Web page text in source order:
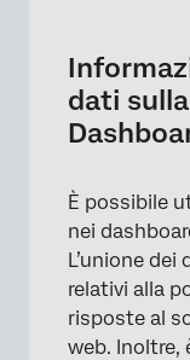
Scelta di un
posizione
una
un
dati
È possibile
nei
L’unione
relativi alla
risposte al
web. Inoltre,